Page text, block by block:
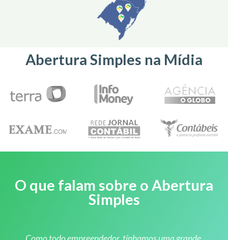
Abertura Simples na Mídia
O que falam sobre o Abertura
Simples